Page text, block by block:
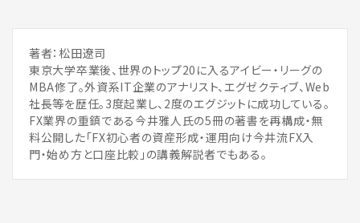
著者：松田遼司
東京大学卒業後、世界のトップ20に入るアイビー・リーグの
MBA修了。外資系IT企業のアナリスト、エグゼクティブ、Web
社長等を歴任。3度起業し、2度のエグジットに成功している。
FX業界の重鎮である今井雅人氏の5冊の著書を再構成・無
料公開した「FX初心者の資産形成・運用向け今井流FX入
門・始め方と口座比較」の講義解説者でもある。